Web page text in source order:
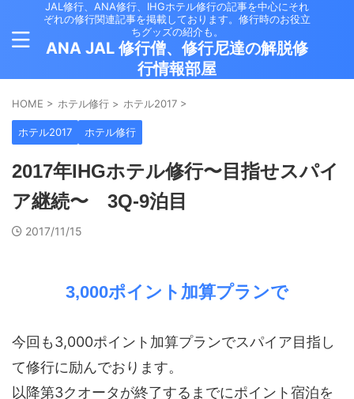
JAL修行、ANA修行、IHGホテル修行の記事を中心にそれ
ぞれの修行関連記事を掲載しております。修行時のお役立
ちグッズの紹介も。
ANA JAL 修行僧、修行尼達の解脱修
行情報部屋
HOME > ホテル修行 > ホテル2017 >
ホテル2017 ホテル修行
2017年IHGホテル修行〜目指せスパイ
ア継続〜 3Q-9泊目
2017/11/15
3,000ポイント加算プランで
今回も3,000ポイント加算プランでスパイア目指し
て修行に励んでおります。
以降第3クオータが終了するまでにポイント宿泊を